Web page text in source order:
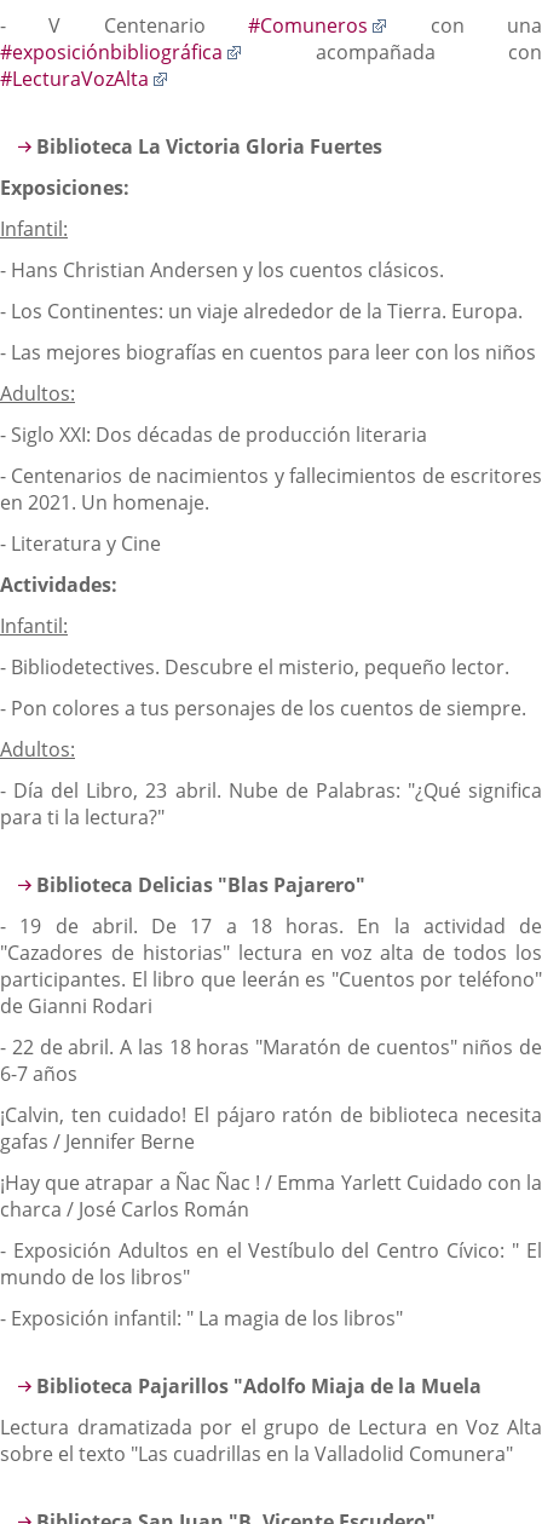
- V Centenario#Comuneros
Enlace
a
con una
#exposiciónbibliográfica
aplicación
externa.
acompañada con
#LecturaVozAlta
una
aplicación
Biblioteca La Victoria Gloria Fuertes
Exposiciones:
Infantil:
- Hans Christian Andersen y los cuentos clásicos.
- Los Continentes: un viaje alrededor de la Tierra. Europa.
- Las mejores biografías en cuentos para leer con los niños
Adultos:
- Siglo XXI: Dos décadas de producción literaria
- Centenarios de nacimientos y fallecimientos de escritores
en 2021. Un homenaje.
- Literatura y Cine
Actividades:
Infantil:
- Bibliodetectives. Descubre el misterio, pequeño lector.
- Pon colores a tus personajes de los cuentos de siempre.
Adultos:
- Día del Libro, 23 abril. Nube de Palabras: "¿Qué significa
para ti la lectura?"
Biblioteca Delicias "Blas Pajarero"
- 19 de abril. De 17 a 18 horas. En la actividad de
"Cazadores de historias" lectura en voz alta de todos los
participantes. El libro que leerán es "Cuentos por teléfono"
de Gianni Rodari
- 22 de abril. A las 18 horas "Maratón de cuentos" niños de
6-7 años
¡Calvin, ten cuidado! El pájaro ratón de biblioteca necesita
gafas / Jennifer Berne
¡Hay que atrapar a Ñac Ñac ! / Emma Yarlett Cuidado con la
charca / José Carlos Román
- Exposición Adultos en el Vestíbulo del Centro Cívico: " El
mundo de los libros"
- Exposición infantil: " La magia de los libros"
Biblioteca Pajarillos "Adolfo Miaja de la Muela
Lectura dramatizada por el grupo de Lectura en Voz Alta
sobre el texto "Las cuadrillas en la Valladolid Comunera"